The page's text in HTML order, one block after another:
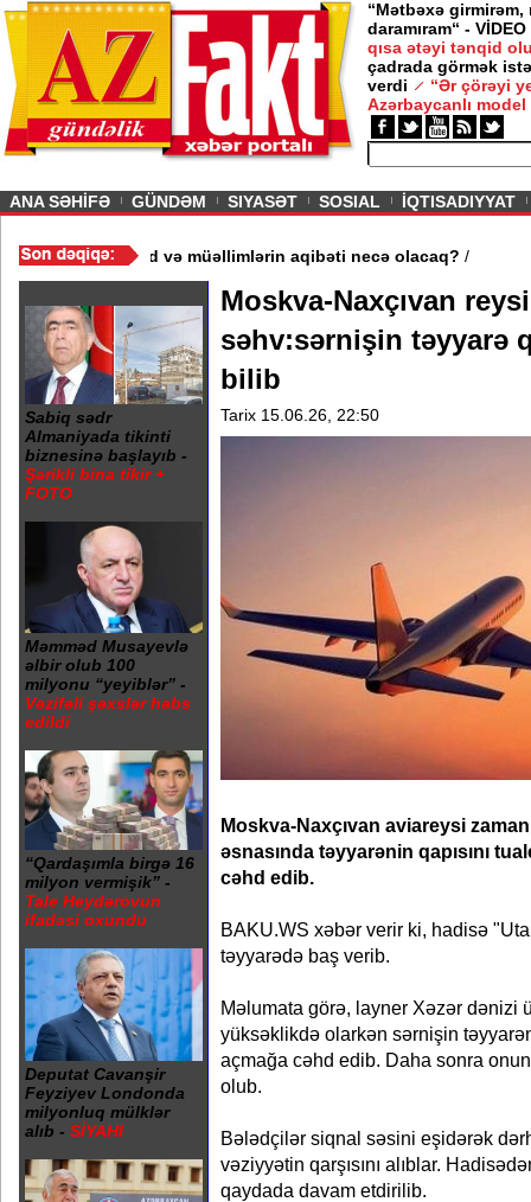
“Mətbəxə girmirəm,
daramıram“ - VİDEO
qısa ətəyi tənqid
çadrada görmək
verdi
“Ər çörəyi
Azərbaycanlı model
ANA SƏHİFƏ GÜNDƏM SIYASƏT SOSIAL İQTISADIYYAT
məktəb bağlandı - Şagird və müəllimlərin aqibəti necə olacaq?
Sabiq sədr
Almaniyada tikinti
biznesinə başlayıb -
Şərikli bina tikir +
FOTO
Məmməd Musayevlə
əlbir olub 100
milyonu “yeyiblər” -
Vəzifəli şəxslər həbs
edildi
“Qardaşımla birgə 16
milyon vermişik” -
Tale Heydərovun
ifadəsi oxundu
Deputat Cavanşir
Feyziyev Londonda
milyonluq mülklər
alıb - SİYAHI
Moskva-Naxçıvan
səhv:sərnişin təyyarə
bilib
Tarix 15.06.26, 22:50
Moskva-Naxçıvan aviareysi
əsnasında təyyarənin qapısını
cəhd edib.
BAKU.WS xəbər verir ki, hadisə
təyyarədə baş verib.
Məlumata görə, layner Xəzər dənizi
yüksəklikdə olarkən sərnişin
açmağa cəhd edib. Daha sonra
olub.
Bələdçilər siqnal səsini eşidərək
vəziyyətin qarşısını alıblar.
qaydada davam etdirilib.